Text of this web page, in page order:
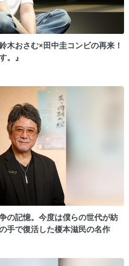
木おさむ×田中圭コンビの再来！
。』
の記憶。今度は僕らの世代が紡
手で復活した榎本滋民の名作